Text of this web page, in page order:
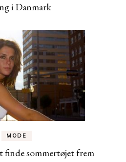
i Danmark
MODE
finde sommertøjet frem